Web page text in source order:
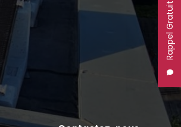
Rappel Gratuit